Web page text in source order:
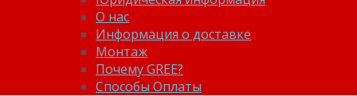
О нас
Информация о доставке
Монтаж
Почему GREE?
Способы Оплаты